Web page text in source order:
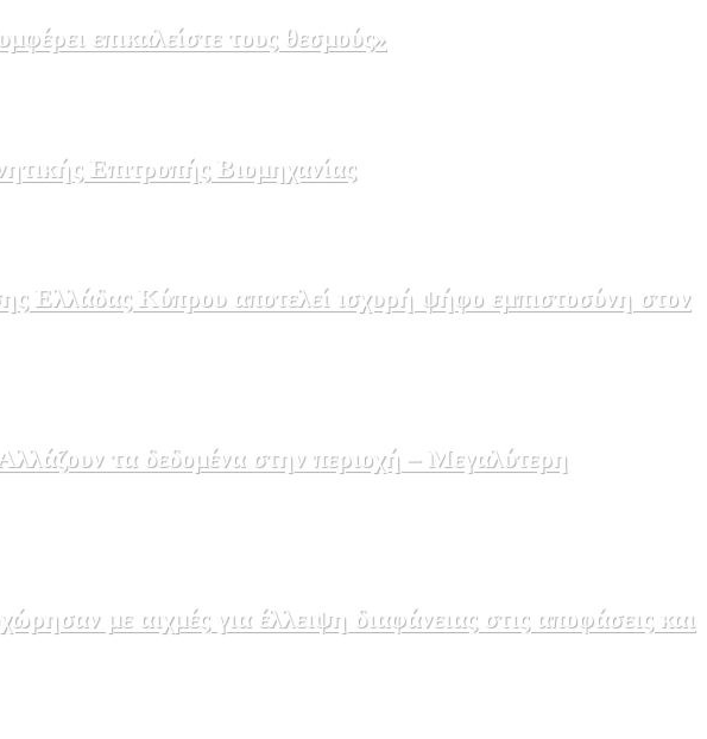
επικαλείστε τους θεσμούς»
Επιτροπής Βιομηχανίας
Ελλάδας Κύπρου αποτελεί ισχυρή ψήφο εμπιστοσύνη στον
τα δεδομένα στην περιοχή – Μεγαλύτερη
με αιχμές για έλλειψη διαφάνειας στις αποφάσεις και